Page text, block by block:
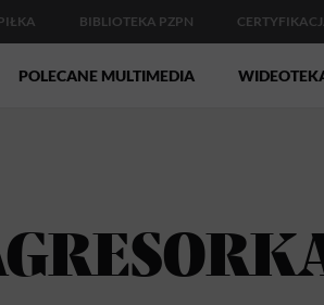
BIBLIOTEKA PZPN
POLECANE MULTIMEDIA